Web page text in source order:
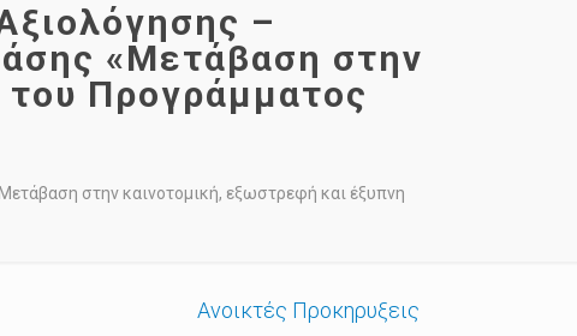
–
«Μετάβαση στην
του Προγράμματος
στην καινοτομική, εξωστρεφή και έξυπνη
Ανοικτές Προκηρυξεις